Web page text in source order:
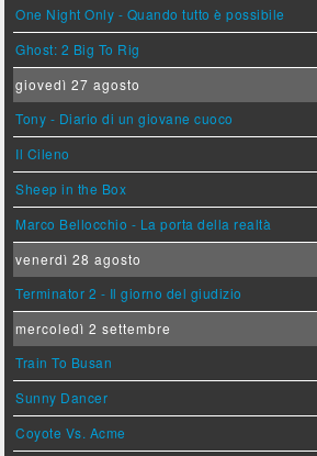
One Night Only - Quando tutto è possibile
Ghost: 2 Big To Rig
giovedì 27 agosto
Tony - Diario di un giovane cuoco
Il Cileno
Sheep in the Box
Marco Bellocchio - La porta della realtà
venerdì 28 agosto
Terminator 2 - Il giorno del giudizio
mercoledì 2 settembre
Train To Busan
Sunny Dancer
Coyote Vs. Acme